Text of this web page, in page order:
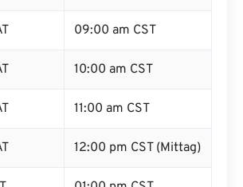
09:00 am CST
10:00 am CST
11:00 am CST
12:00 pm CST (Mittag)